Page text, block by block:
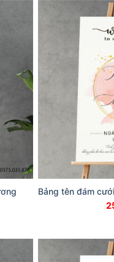
Bảng tên đám